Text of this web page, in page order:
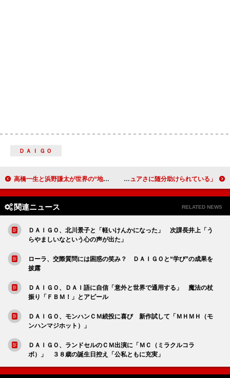
ＤＡＩＧＯ
高橋一生と浜野謙太が世界の“地元メシ”を堪能 「旅する氷結」新ＣＭキャラクターに 溝端淳平、平祐奈とキスシーン？ 「彼女のピュアさに随分助けられている」
関連ニュース RELATED NEWS
ＤＡＩＧＯ、北川景子と「軽いけんかになった」 次課長井上「う
らやましいなという心の声が出た」
ローラ、交際質問には困惑の笑み？ ＤＡＩＧＯと“学び”の成果を
披露
ＤＡＩＧＯ、ＤＡＩ語に自信「意外と世界で通用する」 魔法の杖
振り「ＦＢＭ！」とアピール
ＤＡＩＧＯ、モンハンＣＭ続投に喜び 新作試して「ＭＨＭＨ（モ
ンハンマジホット）」
ＤＡＩＧＯ、ランドセルのＣＭ出演に「ＭＣ（ミラクルコラ
ボ）」 ３８歳の誕生日控え「公私ともに充実」